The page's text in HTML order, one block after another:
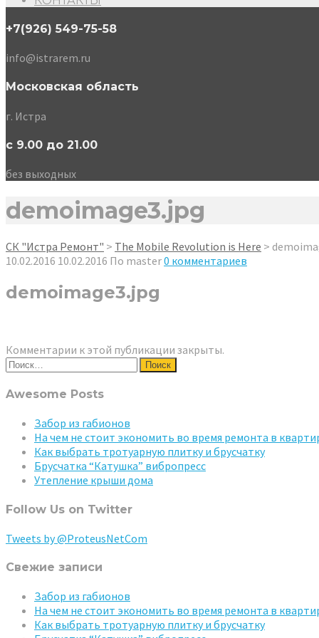
+7(926) 549-75-58
info@istrarem.ru
Московская область
г. Истра
с 9.00 до 21.00
без выходных
demoimage3.jpg
СК "Истра Ремонт" > The Mobile Revolution is Here >
10.02.2016 10.02.2016 По master0 комментариев
demoimage3.jpg
Комментарии к этой публикации закрыты.
Найти:
Awesome Posts
Забор из габионов
На чем не стоит экономить во время ремонта в
Как выбрать тротуарную плитку и брусчатку
Брусчатка “Катушка” вибропресс
Утепление крыши дома
Follow Us on Twitter
Tweets by @ProteusNetCom
Свежие записи
Забор из габионов
На чем не стоит экономить во время ремонта в
Как выбрать тротуарную плитку и брусчатку